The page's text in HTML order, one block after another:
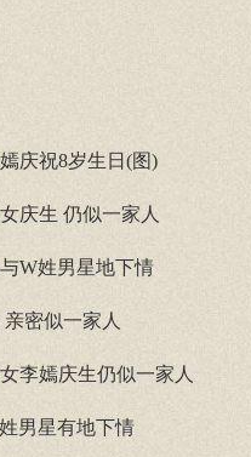
庆祝8岁生日(图)
庆生 仍似一家人
W姓男星地下情
密似一家人
李嫣庆生仍似一家人
男星有地下情